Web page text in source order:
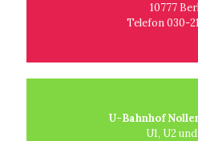
10777
Telefon 030-
U-Bahnhof
U1, U2